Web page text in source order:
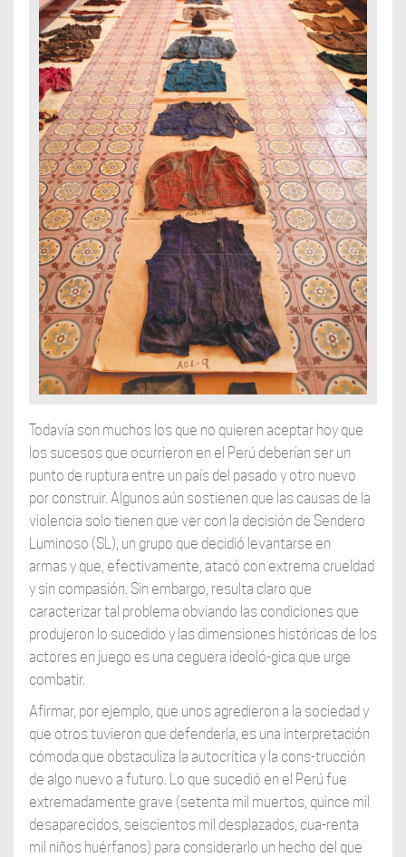
Todavía son muchos los que no quieren aceptar hoy que
los sucesos que ocurrieron en el Perú deberían ser un
punto de ruptura entre un país del pasado y otro nuevo
por construir. Algunos aún sostienen que las causas de la
violencia solo tienen que ver con la decisión de Sendero
Luminoso (SL), un grupo que decidió levantarse en
armas y que, efectivamente, atacó con extrema crueldad
y sin compasión. Sin embargo, resulta claro que
caracterizar tal problema obviando las condiciones que
produjeron lo sucedido y las dimensiones históricas de los
actores en juego es una ceguera ideoló-gica que urge
combatir.
Afirmar, por ejemplo, que unos agredieron a la sociedad y
que otros tuvieron que defenderla, es una interpretación
cómoda que obstaculiza la autocrítica y la cons-trucción
de algo nuevo a futuro. Lo que sucedió en el Perú fue
extremadamente grave (setenta mil muertos, quince mil
desaparecidos, seiscientos mil desplazados, cua-renta
mil niños huérfanos) para considerarlo un hecho del que